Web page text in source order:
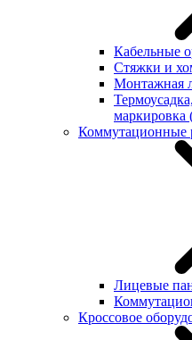
Кабельные
Стяжки и
Монтажная
маркировка
Коммутационные
Лицевые
Кроссовое